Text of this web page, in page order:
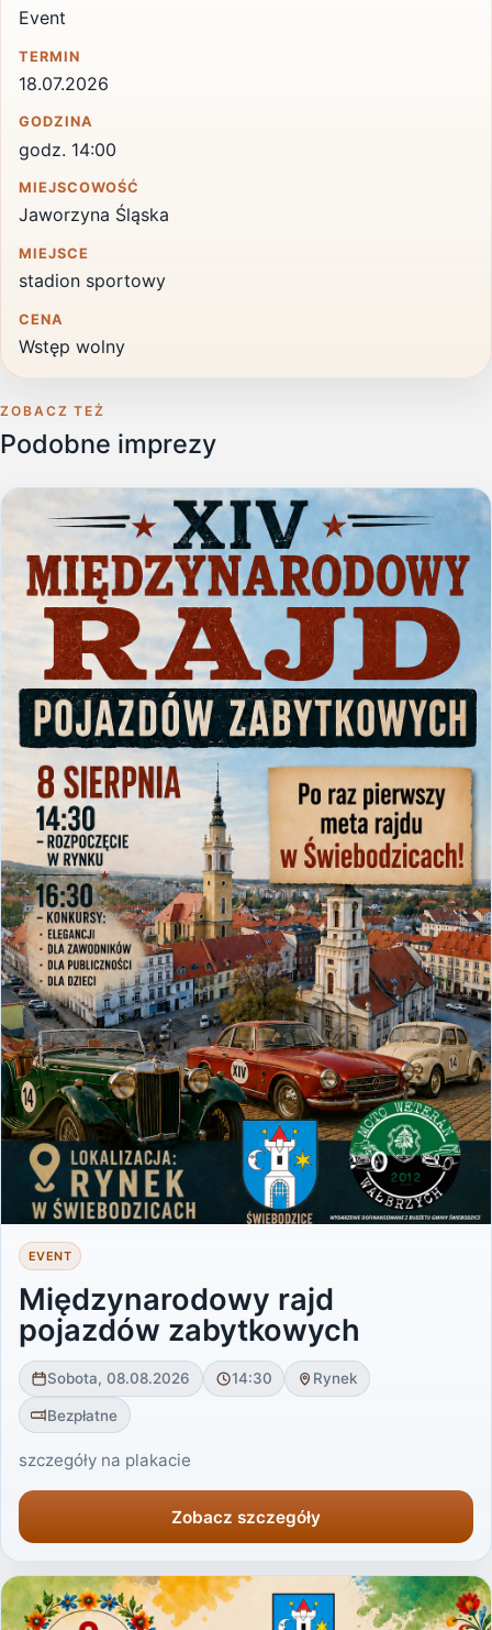
Event
TERMIN
18.07.2026
GODZINA
godz. 14:00
MIEJSCOWOŚĆ
Jaworzyna Śląska
MIEJSCE
stadion sportowy
CENA
Wstęp wolny
ZOBACZ TEŻ
Podobne imprezy
EVENT
Międzynarodowy rajd
pojazdów zabytkowych
Sobota, 08.08.2026 14:30 Rynek
Bezpłatne
szczegóły na plakacie
Zobacz szczegóły